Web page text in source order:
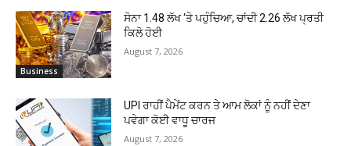
Business
ਸੋਨਾ ₹1.48 ਲੱਖ ‘ਤੇ ਪਹੁੰਚਿਆ, ਚਾਂਦੀ ₹2.26 ਲੱਖ ਪ੍ਰਤੀ
ਕਿਲੋ ਹੋਈ
August 7, 2026
UPI ਰਾਹੀਂ ਪੈਮੇਂਟ ਕਰਨ ਤੇ ਆਮ ਲੋਕਾਂ ਨੂੰ ਨਹੀਂ ਦੇਣਾ
ਪਵੇਗਾ ਕੋਈ ਵਾਧੂ ਚਾਰਜ
August 7, 2026